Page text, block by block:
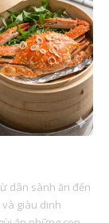
dân sành ăn đến
giàu dinh